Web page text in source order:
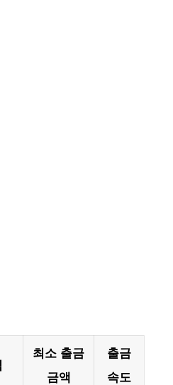
최소 출금
금액
출금
속도